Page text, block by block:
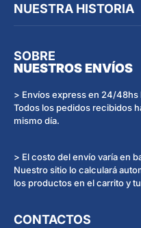
NUESTRA HISTORIA
SOBRE
NUESTROS ENVÍOS
> Envíos express en 24/48hs
Todos los pedidos recibidos
mismo día.
> El costo del envío varía en
Nuestro sitio lo calculará
los productos en el carrito y
CONTACTOS